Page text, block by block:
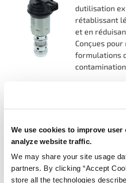
We use cookies to improve user
analyze website traffic.
We may share your site usage
partners. By clicking “Accept
store all the technologies
dutilisation
rétablissant
et en
Conçues
formulations
contamination.
DE
Les capteurs